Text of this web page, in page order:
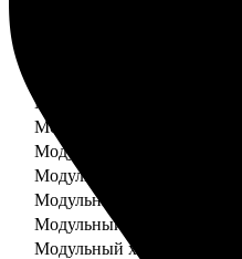
Модульный холст из трех
Модульный холст из двух
Модульный холст из трех
Модульный холст из трех
Модульный холст из
Модульный холст из пяти
Модульный холст из шести